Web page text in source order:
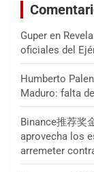
Guper en
oficiales del
Humberto
Maduro: falta
Binance推荐奖
aprovecha los
arremeter